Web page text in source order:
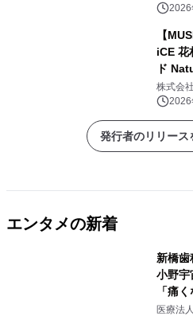
ンズ2026
【
iCE 花
ド
向けた
ツアー
ン!で7/
株式会
ンズ2026
発行者のリリース
エンタメの新着
新橋
小野宇
「痛
療計画
医療法